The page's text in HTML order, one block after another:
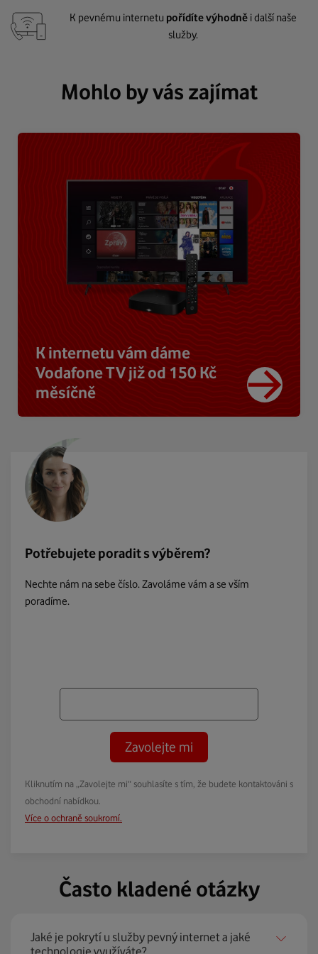
K pevnému internetu pořídíte výhodně i další naše
služby.
Mohlo by vás zajímat
K internetu vám dáme
Vodafone TV již od 150 Kč
měsíčně
Potřebujete poradit s výběrem?
Nechte nám na sebe číslo. Zavoláme vám a se vším
poradíme.
Zavolejte mi
Kliknutím na „Zavolejte mi“ souhlasíte s tím, že budete kontaktováni s
obchodní nabídkou.
Více o ochraně soukromí.
Často kladené otázky
Jaké je pokrytí u služby pevný internet a jaké
technologie využíváte?